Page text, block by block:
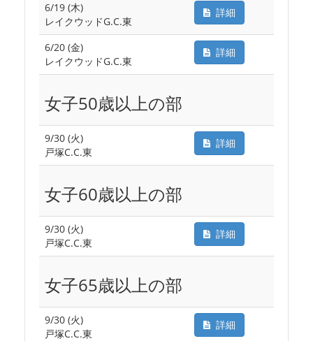
6/19 (木)
レイクウッドG.C.東
詳細
6/20 (金)
レイクウッドG.C.東
詳細
女子50歳以上の部
9/30 (火)
戸塚C.C.東
詳細
女子60歳以上の部
9/30 (火)
戸塚C.C.東
詳細
女子65歳以上の部
9/30 (火)
戸塚C.C.東
詳細